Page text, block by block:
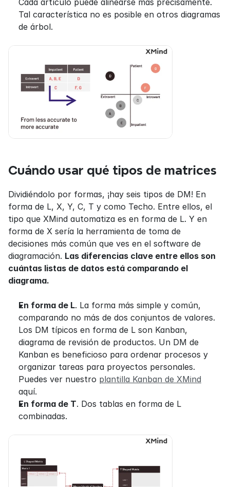
Tal característica no es posible en otros diagramas
de árbol.
Cuándo usar qué tipos de matrices
Dividiéndolo por formas, ¡hay seis tipos de DM! En
forma de L, X, Y, C, T y como Techo. Entre ellos, el
tipo que XMind automatiza es en forma de L. Y en
forma de X sería la herramienta de toma de
decisiones más común que ves en el software de
diagramación. Las diferencias clave entre ellos son
cuántas listas de datos está comparando el
diagrama.
En forma de L. La forma más simple y común,
comparando no más de dos conjuntos de valores.
Los DM típicos en forma de L son Kanban,
diagrama de revisión de productos. Un DM de
Kanban es beneficioso para ordenar procesos y
organizar tareas para proyectos personales.
Puedes ver nuestro plantilla Kanban de XMind
aquí.
En forma de T. Dos tablas en forma de L
combinadas.